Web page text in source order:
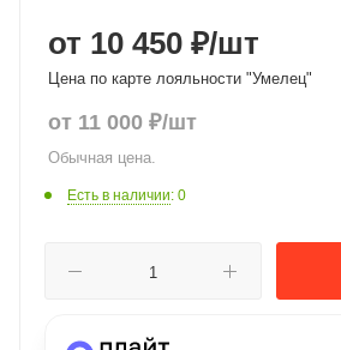
от 10 450 ₽/шт
Цена по карте лояльности "Умелец"
от 11 000 ₽/шт
Обычная цена.
Есть в наличии: 0
Подробнее
об оплате Плайтом
Остались вопросы?